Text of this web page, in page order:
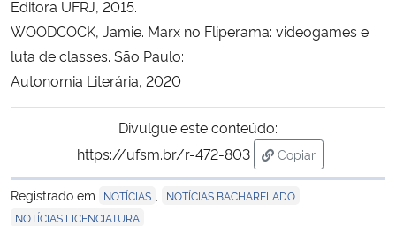
Editora UFRJ, 2015.
WOODCOCK, Jamie. Marx no Fliperama: videogames e
luta de classes. São Paulo:
Autonomia Literária, 2020
Divulgue este conteúdo:
https://ufsm.br/r-472-803
Copiar
para área de
Registrado em
NOTÍCIAS NOTÍCIAS BACHARELADO
NOTÍCIAS LICENCIATURA